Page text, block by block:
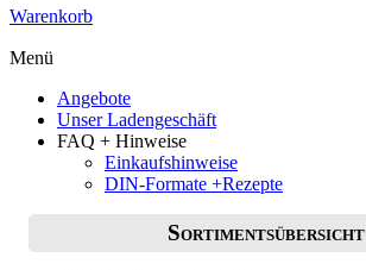
Warenkorb
Menü
Angebote
Unser Ladengeschäft
FAQ + Hinweise
Einkaufshinweise
DIN-Formate +Rezepte
Sortimentsübersicht